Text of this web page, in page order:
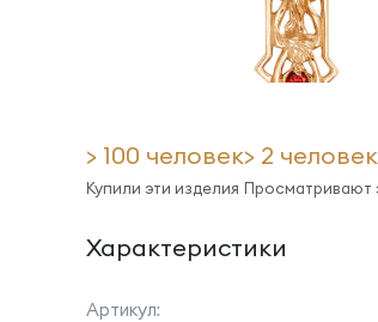
> 100 человек
Купили эти изделия
> 2 человек
Просматривают
Характеристики
Артикул: